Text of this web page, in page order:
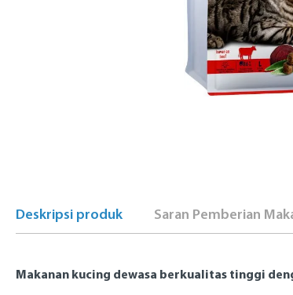
Deskripsi produk Saran Pemberian
Makanan kucing dewasa berkualitas tinggi